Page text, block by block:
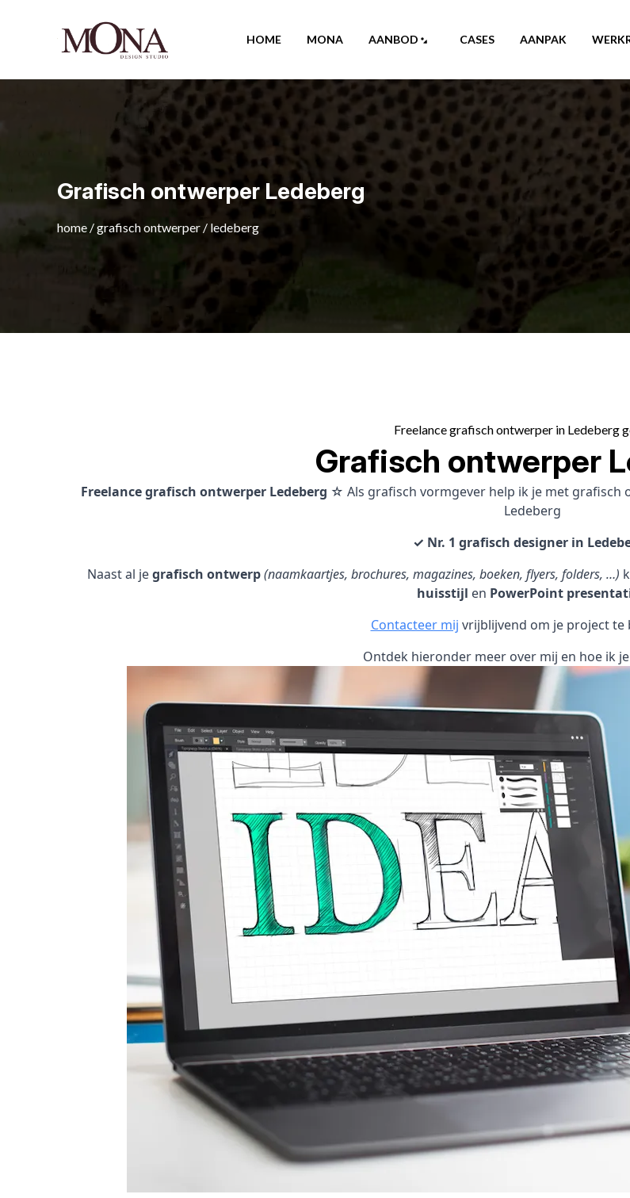
HOME MONA AANBOD CASES AANPAK
Grafisch ontwerper Ledeberg
home /grafisch ontwerper / ledeberg
Freelance grafisch ontwerper in Ledeberg
Grafisch ontwerper
Freelance grafisch ontwerper Ledeberg ☆ Als grafisch vormgever help ik je met
Ledeberg
✓ Nr. 1 grafisch designer in
Naast al jegrafisch ontwerp(naamkaartjes, brochures, magazines, boeken, flyers, folders, …)
huisstijl en PowerPoint
Contacteer mij vrijblijvend om je project te
Ontdek hieronder meer over mij en hoe ik